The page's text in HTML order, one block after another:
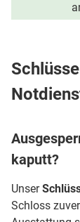
kaputt?
Unser
Schloss